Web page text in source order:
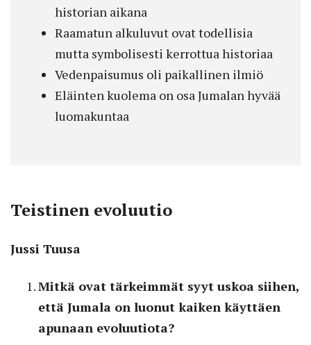
historian aikana
Raamatun alkuluvut ovat todellisia
mutta symbolisesti kerrottua historiaa
Vedenpaisumus oli paikallinen ilmiö
Eläinten kuolema on osa Jumalan hyvää
luomakuntaa
Teistinen evoluutio
Jussi Tuusa
Mitkä ovat tärkeimmät syyt uskoa siihen,
että Jumala on luonut kaiken käyttäen
apunaan evoluutiota?